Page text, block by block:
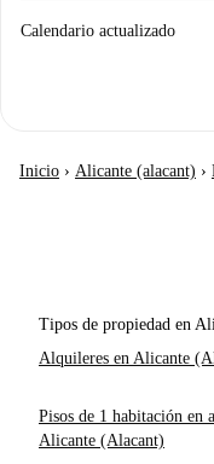
Calendario actualizado
Inicio › Alicante (alacant) ›
Tipos de propiedad en
Alquileres en Alicante
Pisos de 1 habitación en
Alicante (Alacant)